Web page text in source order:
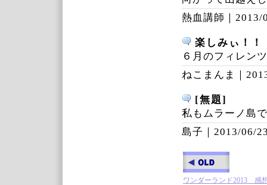
熱血講師｜ 2013/
楽しみぃ！！
６月のフィレン
ねこまんま｜
[無題]
私もムラーノ島
島子｜ 2013/06/
ワンダーランド2013 感